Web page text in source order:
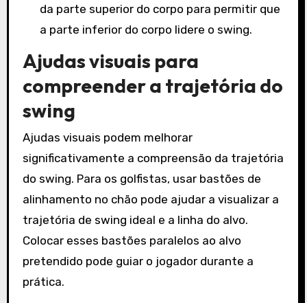
da parte superior do corpo para permitir que
a parte inferior do corpo lidere o swing.
Ajudas visuais para
compreender a trajetória do
swing
Ajudas visuais podem melhorar
significativamente a compreensão da trajetória
do swing. Para os golfistas, usar bastões de
alinhamento no chão pode ajudar a visualizar a
trajetória de swing ideal e a linha do alvo.
Colocar esses bastões paralelos ao alvo
pretendido pode guiar o jogador durante a
prática.